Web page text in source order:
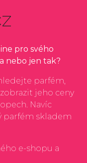
pro svého
nebo jen tak?
parfém,
jeho ceny
Navíc
parfém skladem
e-shopu a